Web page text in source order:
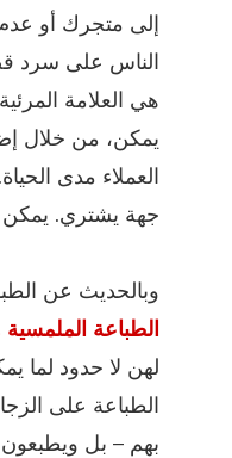
إلى متجرك أو
الناس على سرد
هي العلامة
يمكن، من خلال
العملاء مدى
جهة يشتري. يمكن
وبالحديث عن
الطباعة الملمسية
لهن لا حدود لما
الطباعة على
بهم – بل